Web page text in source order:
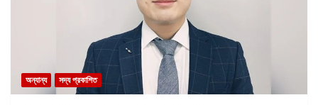
অন্যান্য সদ্য প্রকাশিত